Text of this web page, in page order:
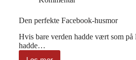
Den perfekte Facebook-husmor
Hvis bare verden hadde vært som på
hadde…